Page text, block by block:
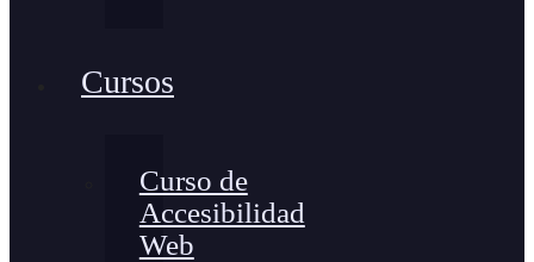
Cursos
Curso de
Accesibilidad
Web